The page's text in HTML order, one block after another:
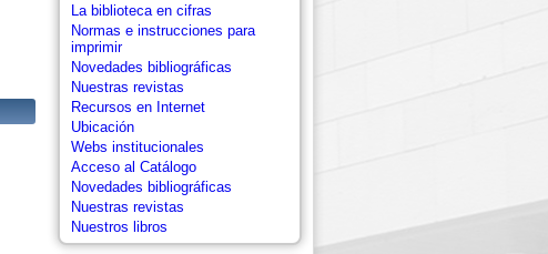
La biblioteca en cifras
Normas e instrucciones para
imprimir
Novedades bibliográficas
Nuestras revistas
Recursos en Internet
Ubicación
Webs institucionales
Acceso al Catálogo
Novedades bibliográficas
Nuestras revistas
Nuestros libros